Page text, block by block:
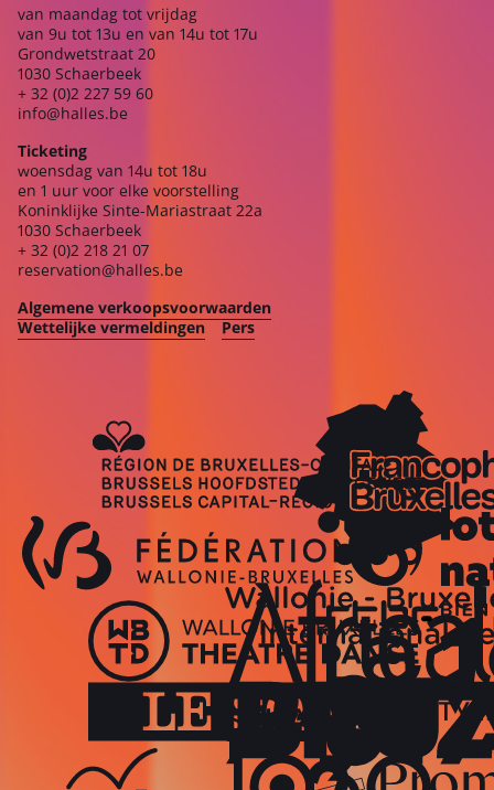
van maandag tot vrijdag
van 9u tot 13u en van 14u tot 17u
Grondwetstraat 20
1030 Schaerbeek
+ 32 (0)2 227 59 60
info@halles.be
Ticketing
woensdag van 14u tot 18u
en 1 uur voor elke voorstelling
Koninklijke Sinte-Mariastraat 22a
1030 Schaerbeek
+ 32 (0)2 218 21 07
reservation@halles.be
Algemene verkoopsvoorwaarden
Wettelijke vermeldingen
Pers